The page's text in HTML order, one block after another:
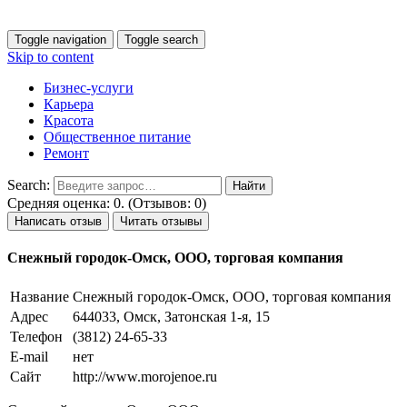
Toggle navigation Toggle search
Skip to content
Бизнес-услуги
Карьера
Красота
Общественное питание
Ремонт
Search:
Средняя оценка: 0. (Отзывов: 0)
Написать отзыв Читать отзывы
Снежный городок-Омск, ООО, торговая компания
Название Снежный городок-Омск, ООО, торговая компания
Адрес
644033, Омск, Затонская 1-я, 15
Телефон
(3812) 24-65-33
E-mail
нет
Сайт
http://www.morojenoe.ru